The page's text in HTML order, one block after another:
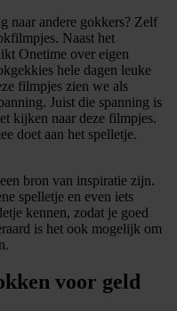
naar andere gokkers? Zelf
Naast het
Onetime over eigen
hele dagen leuke
filmpjes zien we als
Juist die spanning is
kijken naar deze filmpjes.
doet aan het spelletje.
bron van inspiratie zijn.
spelletje en even iets
kennen, zodat je goed
is het ook mogelijk om
voor geld